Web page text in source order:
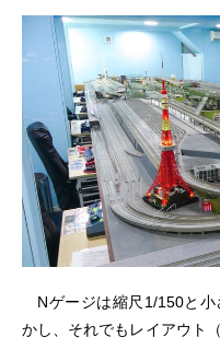
Nゲージは縮尺1/150と小
かし、それでもレイアウト